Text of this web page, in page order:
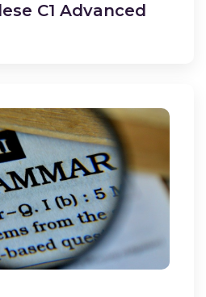
C1 Advanced